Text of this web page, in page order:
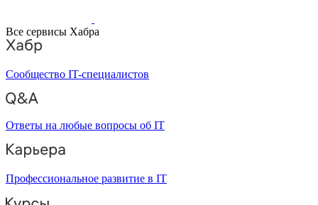
Все сервисы Хабра
Сообщество IT-специалистов
Ответы на любые вопросы об IT
Профессиональное развитие в IT